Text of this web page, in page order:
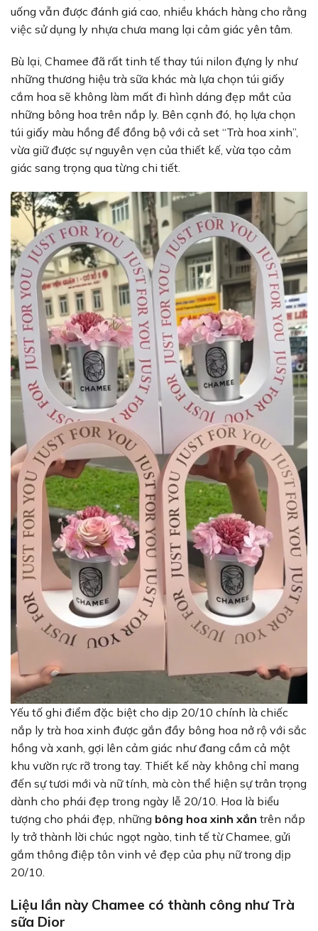
uống vẫn được đánh giá cao, nhiều khách hàng cho rằng
việc sử dụng ly nhựa chưa mang lại cảm giác yên tâm.
Bù lại, Chamee đã rất tinh tế thay túi nilon đựng ly như
những thương hiệu trà sữa khác mà lựa chọn túi giấy
cắm hoa sẽ không làm mất đi hình dáng đẹp mắt của
những bông hoa trên nắp ly. Bên cạnh đó, họ lựa chọn
túi giấy màu hồng để đồng bộ với cả set “Trà hoa xinh”,
vừa giữ được sự nguyên vẹn của thiết kế, vừa tạo cảm
giác sang trọng qua từng chi tiết.
Yếu tố ghi điểm đặc biệt cho dịp 20/10 chính là chiếc
nắp ly trà hoa xinh được gắn đầy bông hoa nở rộ với sắc
hồng và xanh, gợi lên cảm giác như đang cầm cả một
khu vườn rực rỡ trong tay. Thiết kế này không chỉ mang
đến sự tươi mới và nữ tính, mà còn thể hiện sự trân trọng
dành cho phái đẹp trong ngày lễ 20/10. Hoa là biểu
tượng cho phái đẹp, những bông hoa xinh xắn trên nắp
ly trở thành lời chúc ngọt ngào, tinh tế từ Chamee, gửi
gắm thông điệp tôn vinh vẻ đẹp của phụ nữ trong dịp
20/10.
Liệu lần này Chamee có thành công như Trà
sữa Dior